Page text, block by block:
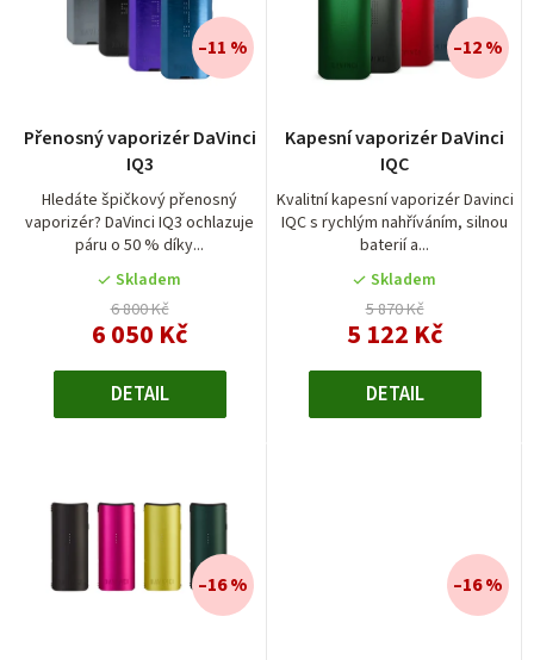
u
Přenosný vaporizér DaVinci
IQ3
Hledáte špičkový přenosný
vaporizér? DaVinci IQ3 ochlazuje
páru o 50 % díky...
Skladem
6 800 Kč
6 050 Kč
–11 %
DETAIL
Kapesní vaporizér DaVinci
IQC
Kvalitní kapesní vaporizér Davinci
IQC s rychlým nahříváním, silnou
baterií a...
Skladem
5 870 Kč
5 122 Kč
–12 %
DETAIL
–16 % –16 %